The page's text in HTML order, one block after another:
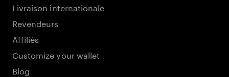
Livraison internationale
Revendeurs
Affiliés
Customize your wallet
Blog